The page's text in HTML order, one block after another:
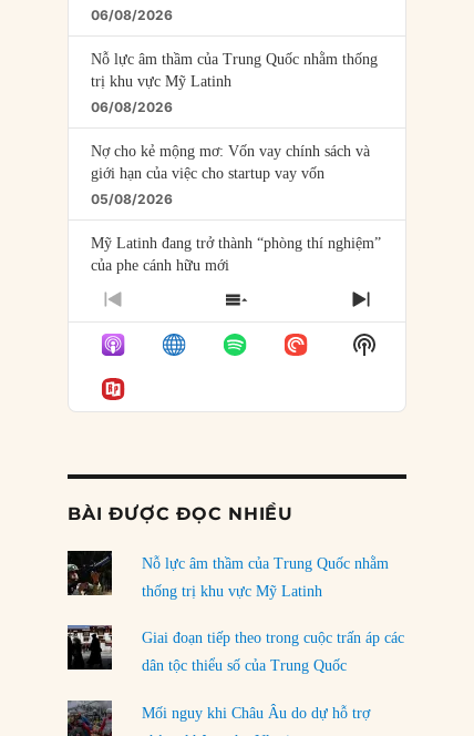
06/08/2026
Nỗ lực âm thầm của Trung Quốc nhằm thống
trị khu vực Mỹ Latinh
06/08/2026
Nợ cho kẻ mộng mơ: Vốn vay chính sách và
giới hạn của việc cho startup vay vốn
05/08/2026
Mỹ Latinh đang trở thành “phòng thí nghiệm”
của phe cánh hữu mới
04/08/2026
Tại sao Trung Quốc phủ nhận cuộc gặp với
Ngoại trưởng Nhật Bản?
04/08/2026
03/08/2026
Đặt cược vào thất bại: Các quỹ đầu tư mạo
rủi ro
02/08/2026
Làm thế nào để kết thúc Chiến tranh Iran?
01/08/2026
Chiến lược kế tiếp của Bắc Kinh ở Biển Đông
31/07/2026
PREVIOUS
EPISODE
SHOW
EPISODES
LIST
NEXT
EPISODE
Show
Podcast
BÀI ĐƯỢC ĐỌC NHIỀU
Nỗ lực âm thầm của Trung Quốc nhằm
thống trị khu vực Mỹ Latinh
Giai đoạn tiếp theo trong cuộc trấn áp các
dân tộc thiểu số của Trung Quốc
Mối nguy khi Châu Âu do dự hỗ trợ